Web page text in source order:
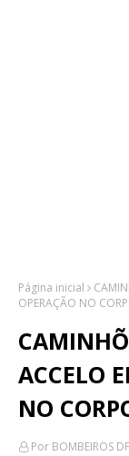
Página inicial
OPERAÇÃO NO
ACCELO
NO
Por BOMBEIROS DF